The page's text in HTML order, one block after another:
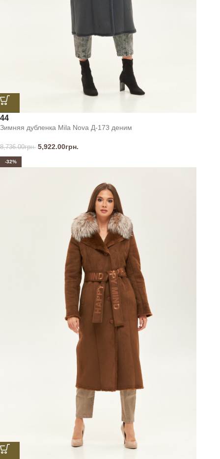
44
Зимняя дубленка Mila Nova Д-173 деним
8,736.00грн. 5,922.00грн.
-32%